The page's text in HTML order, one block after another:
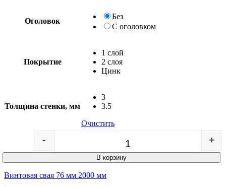
Оголовок
Без
С оголовком
Покрытие
1 слой
2 слоя
Цинк
Толщина стенки, мм
3
3.5
Очистить
Quantity
- +
В корзину
Винтовая свая 76 мм 2000 мм